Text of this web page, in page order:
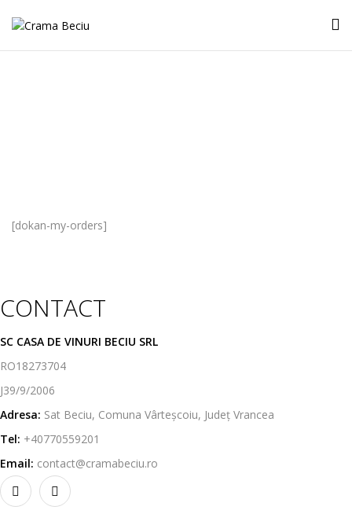
[dokan-my-orders]
CONTACT
SC CASA DE VINURI BECIU SRL
RO18273704
J39/9/2006
Adresa: Sat Beciu, Comuna Vârteșcoiu, Județ Vrancea
Tel: +40770559201
Email: contact@cramabeciu.ro